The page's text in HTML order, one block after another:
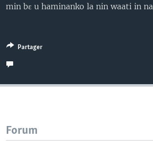
min bɛ u haminanko la nin waati in na
Partager
Forum